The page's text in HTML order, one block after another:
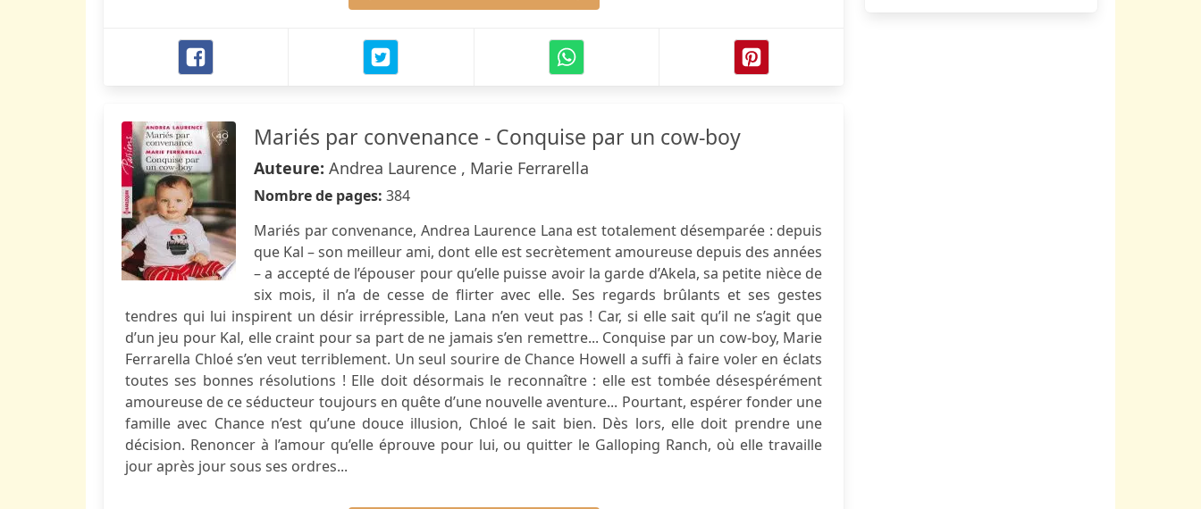
Mariés par convenance - Conquise par un cow-boy
Auteure: Andrea Laurence , Marie Ferrarella
Nombre de pages: 384
Mariés par convenance, Andrea Laurence Lana est totalement désemparée : depuis
que Kal – son meilleur ami, dont elle est secrètement amoureuse depuis des années
– a accepté de l’épouser pour qu’elle puisse avoir la garde d’Akela, sa petite nièce de
six mois, il n’a de cesse de flirter avec elle. Ses regards brûlants et ses gestes
tendres qui lui inspirent un désir irrépressible, Lana n’en veut pas ! Car, si elle sait qu’il ne s’agit que
d’un jeu pour Kal, elle craint pour sa part de ne jamais s’en remettre... Conquise par un cow-boy, Marie
Ferrarella Chloé s’en veut terriblement. Un seul sourire de Chance Howell a suffi à faire voler en éclats
toutes ses bonnes résolutions ! Elle doit désormais le reconnaître : elle est tombée désespérément
amoureuse de ce séducteur toujours en quête d’une nouvelle aventure... Pourtant, espérer fonder une
famille avec Chance n’est qu’une douce illusion, Chloé le sait bien. Dès lors, elle doit prendre une
décision. Renoncer à l’amour qu’elle éprouve pour lui, ou quitter le Galloping Ranch, où elle travaille
jour après jour sous ses ordres...